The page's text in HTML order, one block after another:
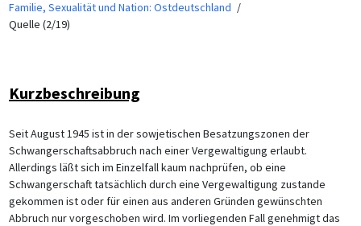
Familie, Sexualität und Nation: Ostdeutschland
Quelle (2/19)
Kurzbeschreibung
Seit August 1945 ist in der sowjetischen Besatzungszonen der
Schwangerschaftsabbruch nach einer Vergewaltigung erlaubt.
Allerdings läßt sich im Einzelfall kaum nachprüfen, ob eine
Schwangerschaft tatsächlich durch eine Vergewaltigung zustande
gekommen ist oder für einen aus anderen Gründen gewünschten
Abbruch nur vorgeschoben wird. Im vorliegenden Fall genehmigt das